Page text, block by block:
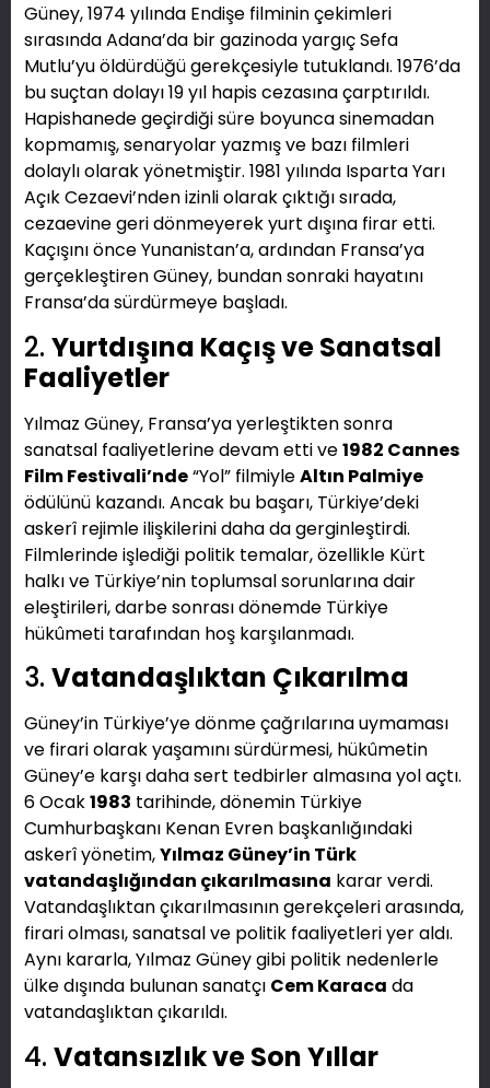
Güney, 1974 yılında Endişe filminin çekimleri
sırasında Adana’da bir gazinoda yargıç Sefa
Mutlu’yu öldürdüğü gerekçesiyle tutuklandı. 1976’da
bu suçtan dolayı 19 yıl hapis cezasına çarptırıldı.
Hapishanede geçirdiği süre boyunca sinemadan
kopmamış, senaryolar yazmış ve bazı filmleri
dolaylı olarak yönetmiştir. 1981 yılında Isparta Yarı
Açık Cezaevi’nden izinli olarak çıktığı sırada,
cezaevine geri dönmeyerek yurt dışına firar etti.
Kaçışını önce Yunanistan’a, ardından Fransa’ya
gerçekleştiren Güney, bundan sonraki hayatını
Fransa’da sürdürmeye başladı.
2. Yurtdışına Kaçış ve Sanatsal
Faaliyetler
Yılmaz Güney, Fransa’ya yerleştikten sonra
sanatsal faaliyetlerine devam etti ve1982 Cannes
Film Festivali’nde“Yol” filmiyleAltın Palmiye
ödülünü kazandı. Ancak bu başarı, Türkiye’deki
askerî rejimle ilişkilerini daha da gerginleştirdi.
Filmlerinde işlediği politik temalar, özellikle Kürt
halkı ve Türkiye’nin toplumsal sorunlarına dair
eleştirileri, darbe sonrası dönemde Türkiye
hükûmeti tarafından hoş karşılanmadı.
3. Vatandaşlıktan Çıkarılma
Güney’in Türkiye’ye dönme çağrılarına uymaması
ve firari olarak yaşamını sürdürmesi, hükûmetin
Güney’e karşı daha sert tedbirler almasına yol açtı.
6 Ocak1983 tarihinde, dönemin Türkiye
Cumhurbaşkanı Kenan Evren başkanlığındaki
askerî yönetim,Yılmaz Güney’in Türk
vatandaşlığından çıkarılmasına karar verdi.
Vatandaşlıktan çıkarılmasının gerekçeleri arasında,
firari olması, sanatsal ve politik faaliyetleri yer aldı.
Aynı kararla, Yılmaz Güney gibi politik nedenlerle
ülke dışında bulunan sanatçı Cem Karaca da
vatandaşlıktan çıkarıldı.
4. Vatansızlık ve Son Yıllar